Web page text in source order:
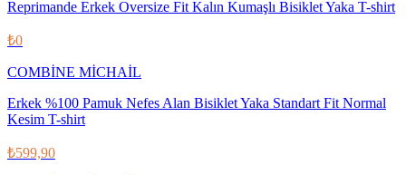
Reprimande Erkek Oversize Fit Kalın Kumaşlı Bisiklet Yaka T-shirt
₺0
COMBİNE MİCHAİL
Erkek %100 Pamuk Nefes Alan Bisiklet Yaka Standart Fit Normal
Kesim T-shirt
₺599,90